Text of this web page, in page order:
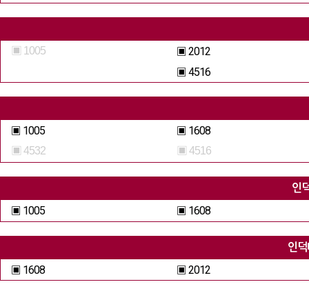
▣ 1005
▣ 2012
▣ 4516
▣ 1005 ▣ 1608
▣ 4532 ▣ 4516
인
▣ 1005
▣ 1608
인
▣ 1608
▣ 2012